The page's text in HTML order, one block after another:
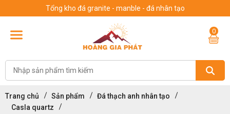
Tổng kho đá granite - manble - đá nhân tạo
0
Trang chủ Sản phẩm
Đá thạch anh nhân tạo
Casla quartz